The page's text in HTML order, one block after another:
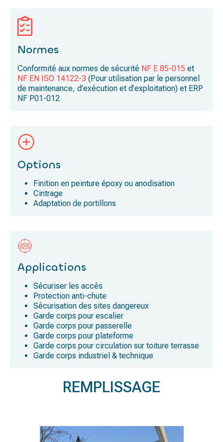
Normes
Conformité aux normes de sécurité NF E 85-015 et
NF EN ISO 14122-3 (Pour utilisation par le personnel
de maintenance, d’exécution et d’exploitation) et ERP
NF P01-012
Options
Finition en peinture époxy ou anodisation
Cintrage
Adaptation de portillons
Applications
Sécuriser les accès
Protection anti-chute
Sécurisation des sites dangereux
Garde corps pour escalier
Garde corps pour passerelle
Garde corps pour plateforme
Garde corps pour circulation sur toiture terrasse
Garde corps industriel & technique
REMPLISSAGE